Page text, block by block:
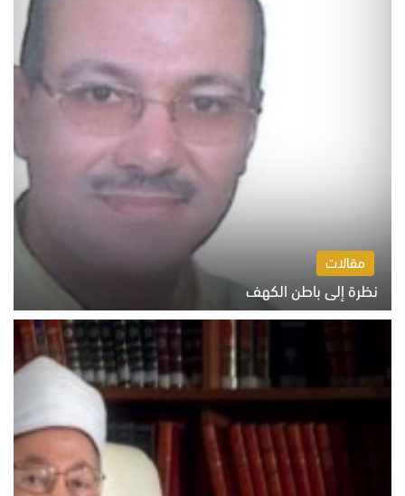
مقالات
نظرة إلى باطن الكهف
السبت 8 أغسطس 2026 11:04 ص